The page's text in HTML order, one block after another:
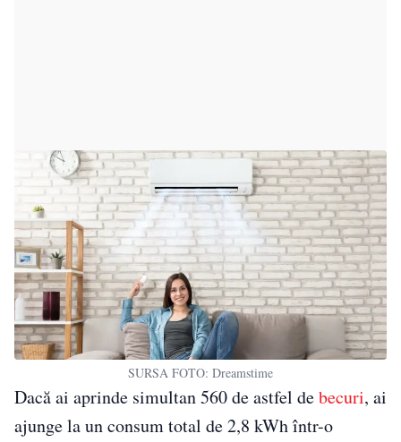
SURSA FOTO: Dreamstime
Dacă ai aprinde simultan 560 de astfel debecuri, ai
ajunge la un consum total de 2,8 kWh într-o